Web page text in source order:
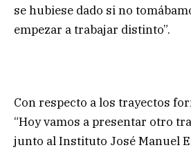
se hubiese dado si no
empezar a trabajar distinto”.
Con respecto a los trayectos
“Hoy vamos a presentar otro
junto al Instituto José Manuel